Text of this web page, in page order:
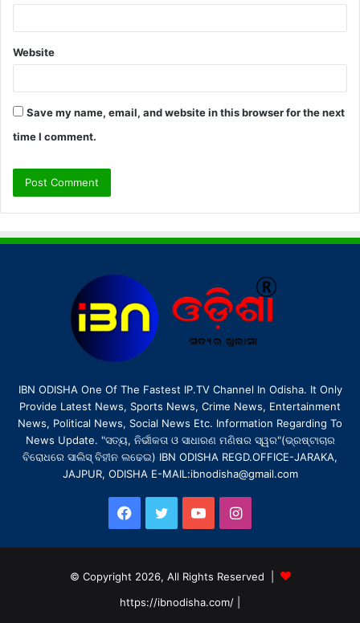
Website
Save my name, email, and website in this browser for the next
time I comment.
IBN ODISHA One Of The Fastest IP.TV Channel In Odisha. It Only
Provide Latest News, Sports News, Crime News, Entertainment
News, Political News, Social News Etc. Information Regarding To
News Update. "ସତ୍ୟ, ନିର୍ଭୀକତା ଓ ସାଧାରଣ ମଣିଷର ସ୍ୱର"(ଭ୍ରଷ୍ଟାଚାର
ବିରୋଧରେ ସାଲିସ୍ ବିହୀନ ଲଢେଇ) IBN ODISHA REGD.OFFICE-JARAKA,
JAJPUR, ODISHA E-MAIL:ibnodisha@gmail.com
Facebook
TwitterYouTubeInstagram
© Copyright 2026, All Rights Reserved |
https://ibnodisha.com/